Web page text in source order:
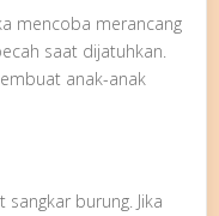
mencoba merancang
saat dijatuhkan.
anak-anak
burung. Jika